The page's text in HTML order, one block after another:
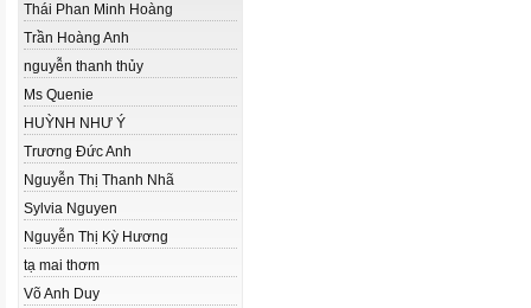
Thái Phan Minh Hoàng
Trần Hoàng Anh
nguyễn thanh thủy
Ms Quenie
HUỲNH NHƯ Ý
Trương Đức Anh
Nguyễn Thị Thanh Nhã
Sylvia Nguyen
Nguyễn Thị Kỳ Hương
tạ mai thơm
Võ Anh Duy